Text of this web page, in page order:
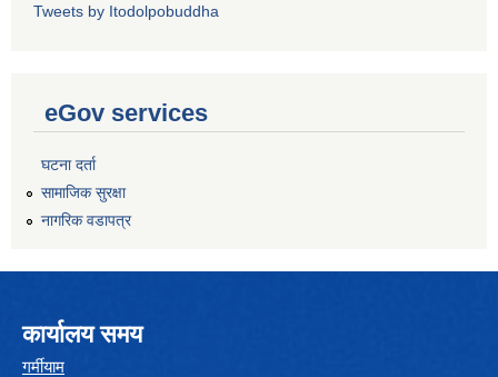
Tweets by Itodolpobuddha
eGov services
घटना दर्ता
सामाजिक सुरक्षा
नागरिक वडापत्र
कार्यालय समय
गर्मीयाम